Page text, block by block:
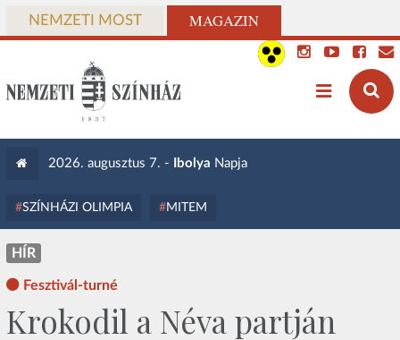
NEMZETI MOST MAGAZIN
2026. augusztus 7. - Ibolya Napja
SZÍNHÁZI OLIMPIA MITEM
HÍR
Fesztivál-turné
Krokodil a Néva partján